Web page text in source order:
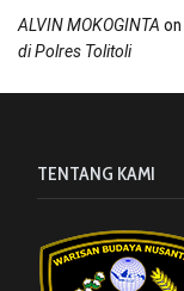
ALVIN MOKOGINTA on
di Polres Tolitoli
TENTANG KAMI